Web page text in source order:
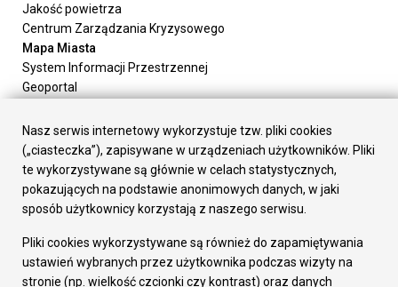
Jakość powietrza
Centrum Zarządzania Kryzysowego
Mapa Miasta
System Informacji Przestrzennej
Geoportal
Załatw sprawę
Prezydent Miasta
Rada Miasta
Wydziały
Elektroniczna Skrzynka Podawcza
Gospodarka
Fundusze europejskie
Środki krajowe
Nasz serwis internetowy wykorzystuje tzw. pliki cookies
(„ciasteczka”), zapisywane w urządzeniach użytkowników. Pliki
te wykorzystywane są głównie w celach statystycznych,
pokazujących na podstawie anonimowych danych, w jaki
sposób użytkownicy korzystają z naszego serwisu.
Pliki cookies wykorzystywane są również do zapamiętywania
ustawień wybranych przez użytkownika podczas wizyty na
stronie (np. wielkość czcionki czy kontrast) oraz danych